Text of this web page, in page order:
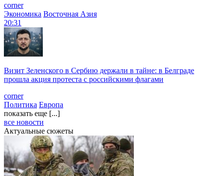
corner
Экономика Восточная Азия
20:31
Визит Зеленского в Сербию держали в тайне: в Белграде
прошла акция протеста с российскими флагами
corner
Политика Европа
показать еще [...]
все новости
Актуальные сюжеты